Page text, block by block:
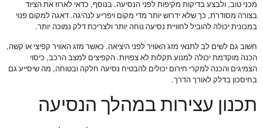
מכני טוב, ולבצע בדיקות מקיפות לפני הנסיעה. בנוסף, כדאי לארוז את הציוד
בצורה מסודרת, כך שלא ידרוש יותר מדי מקום ויפריע לנהיגה. דאגה למקום פנוי
במכונית יכולה להוביל לחוויית נסיעה נוחה יותר ולצריכת דלק נמוכה יותר.
חשוב גם לשים לב לתנאי מזג האוויר לפני היציאה. כאשר מזג האוויר קפיצי או קשה,
הכנה מוקדמת יכולה למנוע תקלות לא צפויות. הקפיצים למצב הרכב, כיסוי
הצמיגים והכנה למקרי חירום יכולים להבטיח נסיעה חלקה ובטוחה, מה שיסייע גם
בחיסכון בדלק לאורך הדרך.
תכנון עצירות במהלך הנסיעה